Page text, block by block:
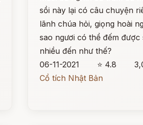
sồi này lại có câu chuyện
lãnh chúa hỏi, giọng hoài
sao ngươi có thể đếm được
nhiều đến như thế?
06-11-2021
⭐ 4.8
Cổ tích Nhật Bản